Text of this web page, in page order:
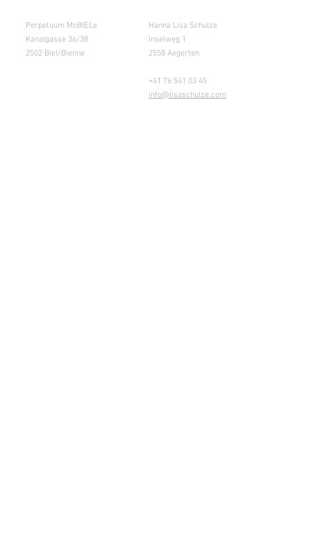
Perpetuum MoBIELe
Kanalgasse 36/38
2502 Biel/Bienne
Hanna Lisa Schulze
Inselweg 1
2558 Aegerten
+41 76 541 03 45
info@lisaschulze.com